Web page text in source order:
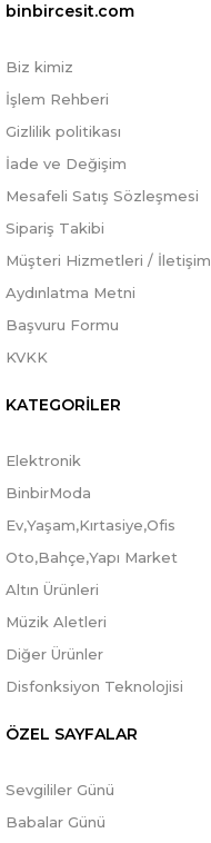
binbircesit.com
Biz kimiz
İşlem Rehberi
Gizlilik politikası
İade ve Değişim
Mesafeli Satış Sözleşmesi
Sipariş Takibi
Müşteri Hizmetleri / İletişim
Aydınlatma Metni
Başvuru Formu
KVKK
KATEGORİLER
Elektronik
BinbirModa
Ev,Yaşam,Kırtasiye,Ofis
Oto,Bahçe,Yapı Market
Altın Ürünleri
Müzik Aletleri
Diğer Ürünler
Disfonksiyon Teknolojisi
ÖZEL SAYFALAR
Sevgililer Günü
Babalar Günü